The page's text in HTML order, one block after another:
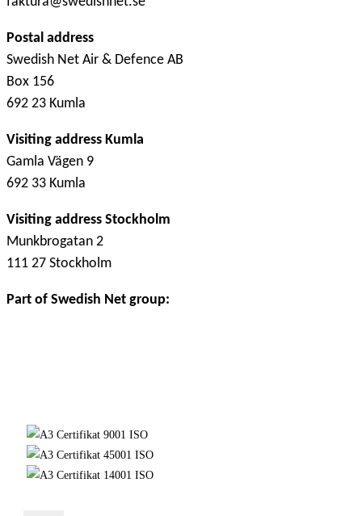
Postal address
Swedish Net Air & Defence AB
Box 156
692 23 Kumla
Visiting address Kumla
Gamla Vägen 9
692 33 Kumla
Visiting address Stockholm
Munkbrogatan 2
111 27 Stockholm
Part of Swedish Net group: